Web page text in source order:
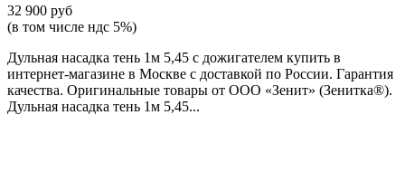
32 900 руб
(в том числе ндс 5%)
Дульная насадка тень 1м 5,45 с дожигателем купить в
интернет-магазине в Москве с доставкой по России. Гарантия
качества. Оригинальные товары от ООО «Зенит» (Зенитка®).
Дульная насадка тень 1м 5,45...